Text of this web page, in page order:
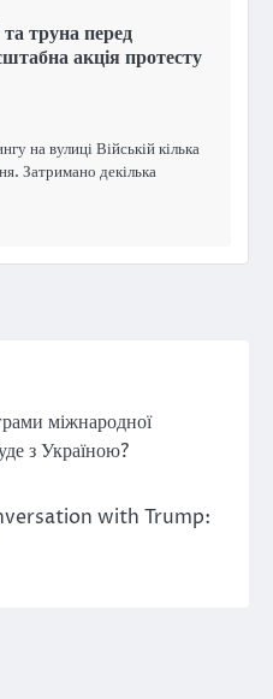
труна перед
акція протесту
на вулиці Війській кілька
Затримано декілька
міжнародної
з Україною?
with Trump: